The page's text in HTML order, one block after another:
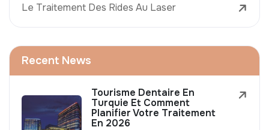
Le Traitement Des Rides Au Laser
Recent News
Tourisme Dentaire En
Turquie Et Comment
Planifier Votre Traitement
En 2026